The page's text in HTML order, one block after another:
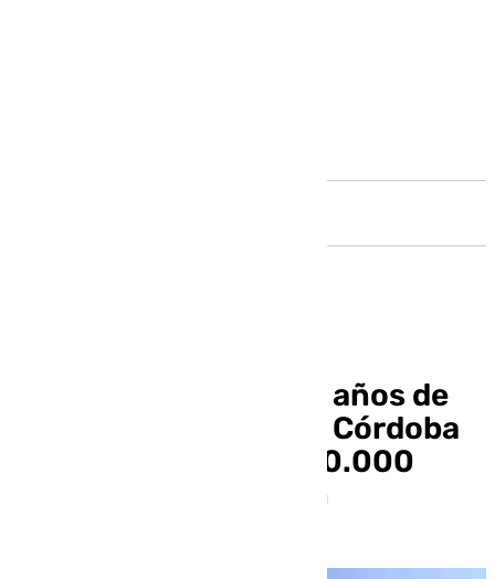
El TSJA confirma dos años de
cárcel a una mujer de Córdoba
tras quedarse con 150.000
euros de una pensión